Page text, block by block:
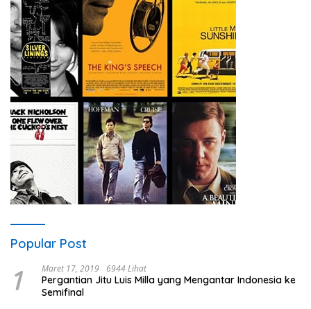
Popular Post
1 Maret 17, 2019 6944 Lihat
Pergantian Jitu Luis Milla yang Mengantar Indonesia ke
Semifinal